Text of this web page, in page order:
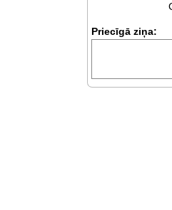
Priecīgā ziņa: